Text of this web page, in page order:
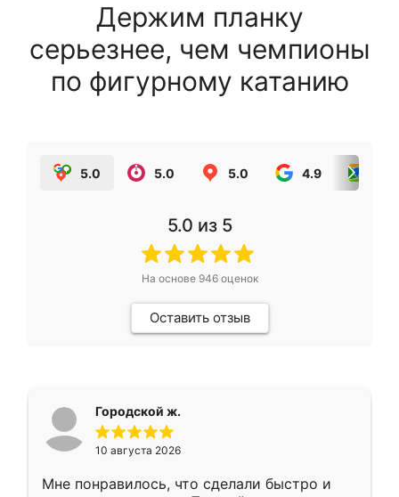
Держим планку
серьезнее, чем чемпионы
по фигурному катанию
5.0 5.0 5.0 4.9
5.0 из 5
На основе 946оценок
Оставить отзыв
Городской ж.
10 августа 2026
Мне понравилось, что сделали быстро и